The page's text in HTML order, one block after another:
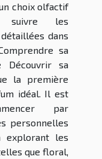
choix olfactif
les
dans
sa
Découvrir sa
la première
idéal. Il est
par
personnelles
explorant les
que floral,